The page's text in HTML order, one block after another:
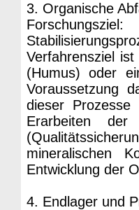
3. Organische
Verfahrensziel
(Humus) oder
Voraussetzung
dieser Prozesse
Erarbeiten der
mineralischen
Entwicklung der
4. Endlager und